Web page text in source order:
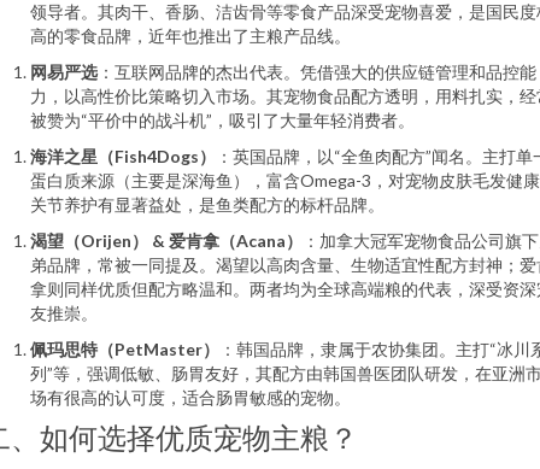
领导者。其肉干、香肠、洁齿骨等零食产品深受宠物喜爱，是国民度
高的零食品牌，近年也推出了主粮产品线。
网易严选：互联网品牌的杰出代表。凭借强大的供应链管理和品控能
力，以高性价比策略切入市场。其宠物食品配方透明，用料扎实，经
被赞为“平价中的战斗机”，吸引了大量年轻消费者。
海洋之星（Fish4Dogs）
：英国品牌，以“全鱼肉配方”闻名。主打单
蛋白质来源（主要是深海鱼），富含Omega-3，对宠物皮肤毛发健
关节养护有显著益处，是鱼类配方的标杆品牌。
渴望（Orijen） & 爱肯拿（Acana）
：加拿大冠军宠物食品公司旗
弟品牌，常被一同提及。渴望以高肉含量、生物适宜性配方封神；爱
拿则同样优质但配方略温和。两者均为全球高端粮的代表，深受资深
友推崇。
佩玛思特（PetMaster）
：韩国品牌，隶属于农协集团。主打“冰川
列”等，强调低敏、肠胃友好，其配方由韩国兽医团队研发，在亚洲
场有很高的认可度，适合肠胃敏感的宠物。
、如何选择优质宠物主粮？